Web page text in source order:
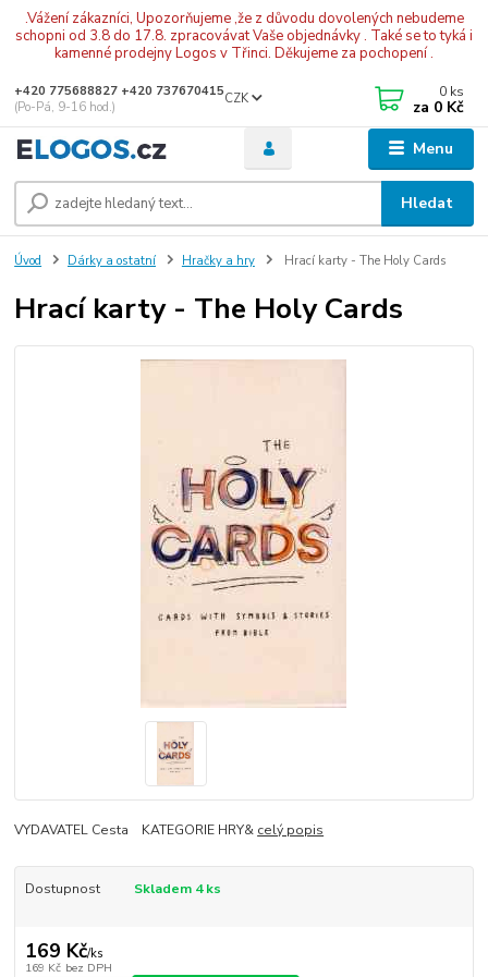
.Vážení zákazníci, Upozorňujeme ,že z důvodu dovolených nebudeme
schopni od 3.8 do 17.8. zpracovávat Vaše objednávky . Také se to tyká i
kamenné prodejny Logos v Třinci. Děkujeme za pochopení .
Menu
CZK
Hledat
+420 775688827 +420 737670415
(Po-Pá, 9-16 hod.)
0 ks
za 0 Kč
Úvod Dárky a ostatní Hračky a hry Hrací karty - The Holy Cards
Hrací karty - The Holy Cards
VYDAVATEL Cesta KATEGORIE HRY& celý popis
Dostupnost Skladem 4 ks
169 Kč/ks
169 Kč bez DPH